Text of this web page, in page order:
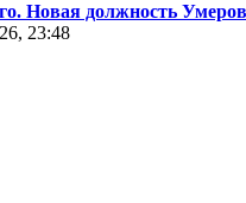
Новая должность
23:48